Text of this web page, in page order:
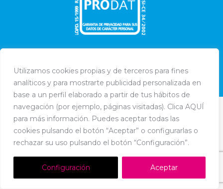
Utilizamos cookies propias y de terceros para fines
analíticos y para mostrarte publicidad personalizada en
base a un perfil elaborado a partir de tus hábitos de
navegación (por ejemplo, páginas visitadas). Clica AQUÍ
para más información. Puedes aceptar todas las
cookies pulsando el botón “Aceptar” o configurarlas o
rechazar su uso pulsando el botón “Configuración”.
Configuración Aceptar
Dream-Theme — trulypremium WordPress themes
Política de Cookies-Política de Privacidad- Aviso Legal